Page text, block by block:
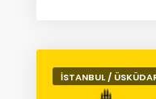
İSTANBUL /